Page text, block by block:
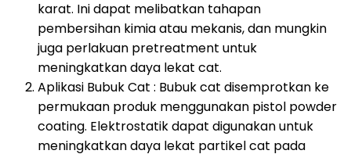
karat. Ini dapat melibatkan tahapan
pembersihan kimia atau mekanis, dan mungkin
juga perlakuan pretreatment untuk
meningkatkan daya lekat cat.
Aplikasi Bubuk Cat : Bubuk cat disemprotkan ke
permukaan produk menggunakan pistol powder
coating. Elektrostatik dapat digunakan untuk
meningkatkan daya lekat partikel cat pada